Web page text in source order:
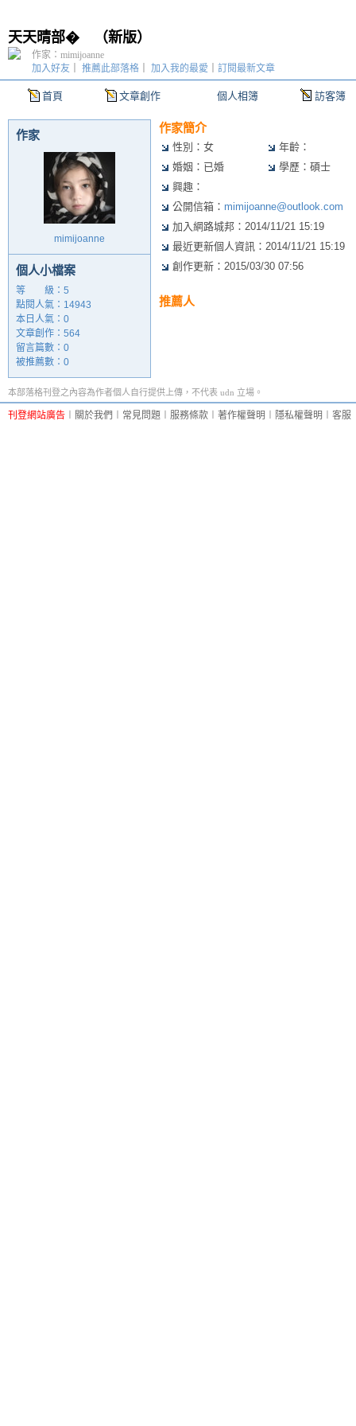
天天晴部� （新版）
首頁 文章創作 個人相簿 訪客簿
加入好友 推薦此部落格 加入我的最愛 訂閱最新文章
作家：mimijoanne
作家
mimijoanne
個人小檔案
等 級：5
點閱人氣：14943
本日人氣：0
文章創作：564
留言篇數：0
被推薦數： 0
作家簡介
性別：女
年齡：
婚姻：已婚
學歷：碩士
興趣：
公開信箱： mimijoanne@outlook.com
加入網路城邦：2014/11/21 15:19
最近更新個人資訊：2014/11/21 15:19
創作更新：2015/03/30 07:56
推薦人
本部落格刊登之內容為作者個人自行提供上傳，不代表 udn 立場。
刊登網站廣告 關於我們 常見問題 服務條款 著作權聲明 隱私權聲明 客服